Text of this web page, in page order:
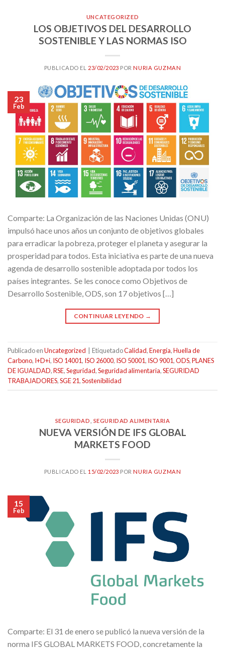
UNCATEGORIZED
LOS OBJETIVOS DEL DESARROLLO
SOSTENIBLE Y LAS NORMAS ISO
PUBLICADO EL 23/02/2023 PORNURIA GUZMAN
23
Feb
Comparte: La Organización de las Naciones Unidas (ONU)
impulsó hace unos años un conjunto de objetivos globales
para erradicar la pobreza, proteger el planeta y asegurar la
prosperidad para todos. Esta iniciativa es parte de una nueva
agenda de desarrollo sostenible adoptada por todos los
países integrantes. Se les conoce como Objetivos de
Desarrollo Sostenible, ODS, son 17 objetivos […]
CONTINUAR LEYENDO →
Publicado enUncategorized EtiquetadoCalidad,Energía,Huella de
Carbono, I+D+i, ISO 14001, ISO 26000, ISO 50001, ISO 9001,ODS,PLANES
DE IGUALDAD,RSE,Seguridad,Seguridad alimentaria,SEGURIDAD
TRABAJADORES,SGE 21,Sostenibilidad
SEGURIDAD SEGURIDAD ALIMENTARIA
NUEVA VERSIÓN DE IFS GLOBAL
MARKETS FOOD
PUBLICADO EL 15/02/2023 PORNURIA GUZMAN
15
Feb
Comparte: El 31 de enero se publicó la nueva versión de la
norma IFS GLOBAL MARKETS FOOD, concretamente la